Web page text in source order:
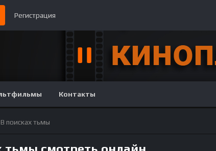
Регистрация
Контакты
В поисках тьмы